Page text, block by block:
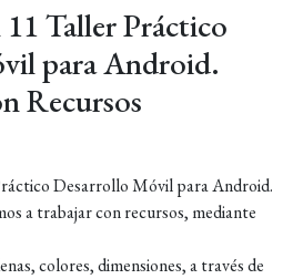
Taller Práctico
para Android.
Recursos
Desarrollo Móvil para Android.
a trabajar con recursos, mediante
colores, dimensiones, a través de